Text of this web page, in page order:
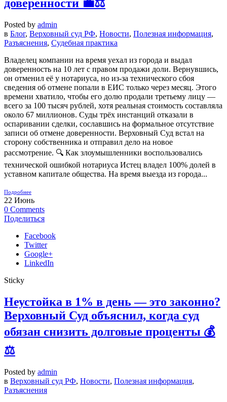
доверенности 💼⚖️
Posted by admin
в Блог, Верховный суд РФ, Новости, Полезная информация,
Разъяснения, Судебная практика
Владелец компании на время уехал из города и выдал
доверенность на 10 лет с правом продажи доли. Вернувшись,
он отменил её у нотариуса, но из-за технического сбоя
сведения об отмене попали в ЕИС только через месяц. Этого
времени хватило, чтобы его долю продали третьему лицу —
всего за 100 тысяч рублей, хотя реальная стоимость составляла
около 67 миллионов. Суды трёх инстанций отказали в
оспаривании сделки, сославшись на формальное отсутствие
записи об отмене доверенности. Верховный Суд встал на
сторону собственника и отправил дело на новое
рассмотрение. 🔍 Как злоумышленники воспользовались
технической ошибкой нотариуса Истец владел 100% долей в
уставном капитале общества. На время выезда из города...
Подробнее
22 Июнь
0 Comments
Поделиться
Facebook
Twitter
Google+
LinkedIn
Sticky
Неустойка в 1% в день — это законно?
Верховный Суд объяснил, когда суд
обязан снизить долговые проценты 💰
⚖️
Posted by admin
в Верховный суд РФ, Новости, Полезная информация,
Разъяснения